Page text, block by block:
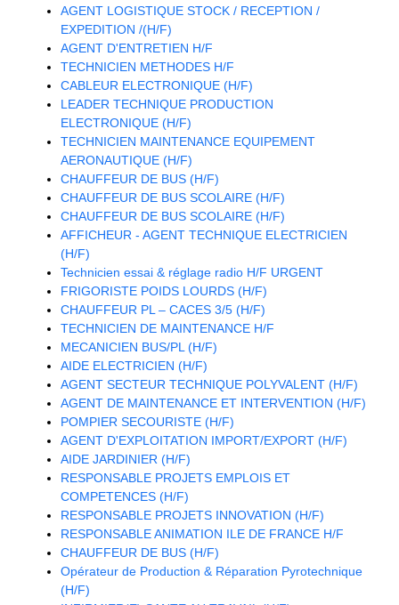
AGENT LOGISTIQUE STOCK / RECEPTION /
EXPEDITION /(H/F)
AGENT D'ENTRETIEN H/F
TECHNICIEN METHODES H/F
CABLEUR ELECTRONIQUE (H/F)
LEADER TECHNIQUE PRODUCTION
ELECTRONIQUE (H/F)
TECHNICIEN MAINTENANCE EQUIPEMENT
AERONAUTIQUE (H/F)
CHAUFFEUR DE BUS (H/F)
CHAUFFEUR DE BUS SCOLAIRE (H/F)
CHAUFFEUR DE BUS SCOLAIRE (H/F)
AFFICHEUR - AGENT TECHNIQUE ELECTRICIEN
(H/F)
Technicien essai & réglage radio H/F URGENT
FRIGORISTE POIDS LOURDS (H/F)
CHAUFFEUR PL – CACES 3/5 (H/F)
TECHNICIEN DE MAINTENANCE H/F
MECANICIEN BUS/PL (H/F)
AIDE ELECTRICIEN (H/F)
AGENT SECTEUR TECHNIQUE POLYVALENT (H/F)
AGENT DE MAINTENANCE ET INTERVENTION (H/F)
POMPIER SECOURISTE (H/F)
AGENT D'EXPLOITATION IMPORT/EXPORT (H/F)
AIDE JARDINIER (H/F)
RESPONSABLE PROJETS EMPLOIS ET
COMPETENCES (H/F)
RESPONSABLE PROJETS INNOVATION (H/F)
RESPONSABLE ANIMATION ILE DE FRANCE H/F
CHAUFFEUR DE BUS (H/F)
Opérateur de Production & Réparation Pyrotechnique
(H/F)